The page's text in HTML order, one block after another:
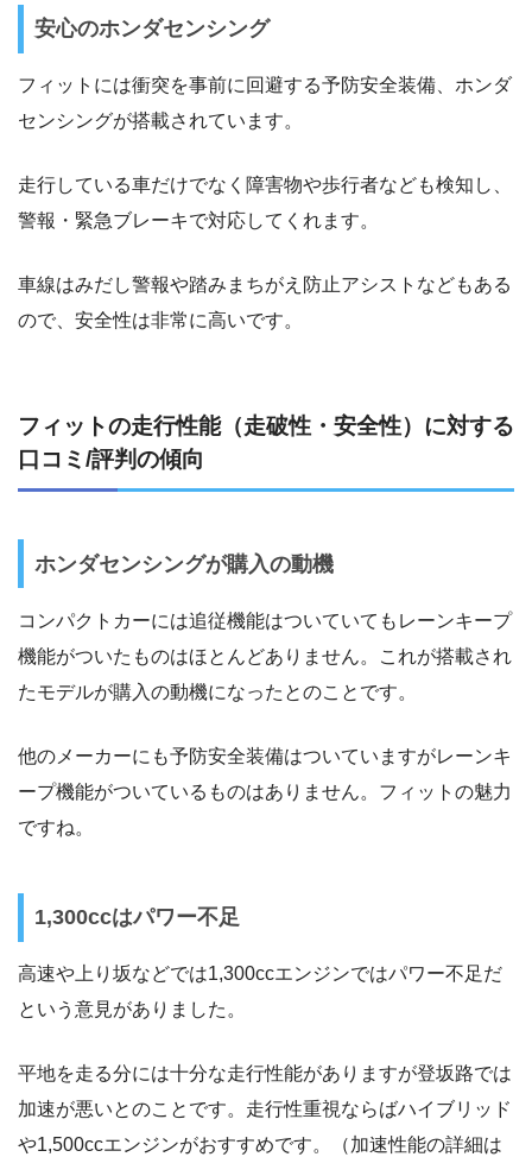
安心のホンダセンシング
フィットには衝突を事前に回避する予防安全装備、ホンダ
センシングが搭載されています。
走行している車だけでなく障害物や歩行者なども検知し、
警報・緊急ブレーキで対応してくれます。
車線はみだし警報や踏みまちがえ防止アシストなどもある
ので、安全性は非常に高いです。
フィットの走行性能（走破性・安全性）に対する
口コミ/評判の傾向
ホンダセンシングが購入の動機
コンパクトカーには追従機能はついていてもレーンキープ
機能がついたものはほとんどありません。これが搭載され
たモデルが購入の動機になったとのことです。
他のメーカーにも予防安全装備はついていますがレーンキ
ープ機能がついているものはありません。フィットの魅力
ですね。
1,300ccはパワー不足
高速や上り坂などでは1,300ccエンジンではパワー不足だ
という意見がありました。
平地を走る分には十分な走行性能がありますが登坂路では
加速が悪いとのことです。走行性重視ならばハイブリッド
や1,500ccエンジンがおすすめです。（加速性能の詳細は